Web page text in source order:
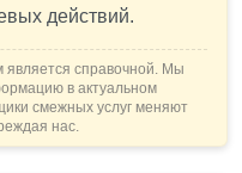
действий.
справочной. Мы
в актуальном
смежных услуг меняют
нас.